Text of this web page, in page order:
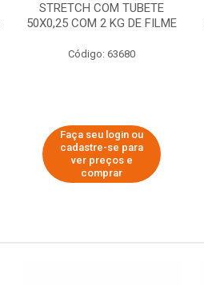
STRETCH COM TUBETE
50X0,25 COM 2 KG DE FILME
Código: 63680
Faça seu login ou
cadastre-se para
ver preços e
comprar